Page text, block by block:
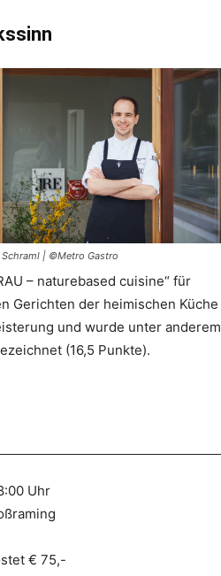
Schraml | ©Metro Gastro
– naturebased cuisine“ für
Gerichten der heimischen Küche
und wurde unter anderem
(16,5 Punkte).
Uhr
€ 75,-